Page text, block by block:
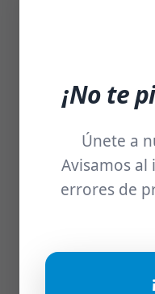
¡No te
Únete a
Avisamos
errores de